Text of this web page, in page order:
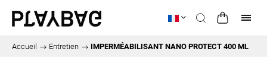
Accueil / Entretien / IMPERMÉABILISANT NANO PROTECT 400 ML